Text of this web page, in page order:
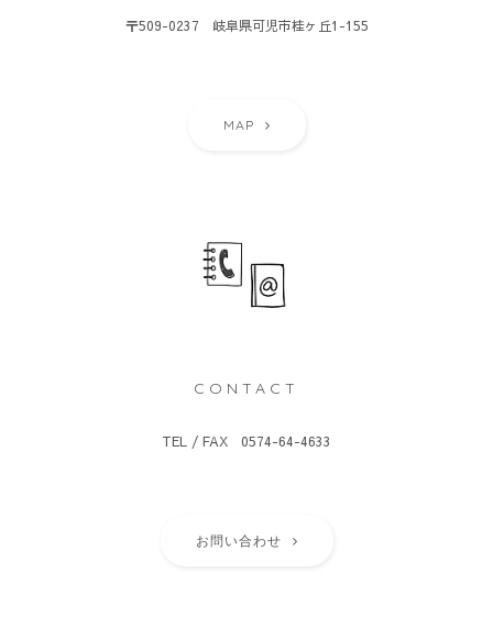
〒509-0237 岐阜県可児市桂ヶ丘1-155
MAP
CONTACT
TEL / FAX 0574-64-4633
お問い合わせ